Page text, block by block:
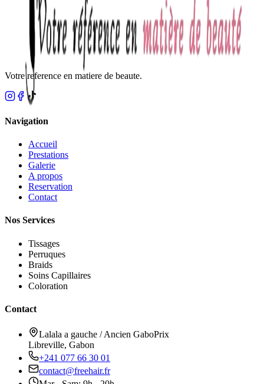
Votre reference en matiere de beaute.
Navigation
Accueil
Prestations
Galerie
A propos
Reservation
Contact
Nos Services
Tissages
Perruques
Braids
Soins Capillaires
Coloration
Contact
Lalala a gauche / Ancien GaboPrix
Libreville, Gabon
+241 077 66 30 01
contact@freehair.fr